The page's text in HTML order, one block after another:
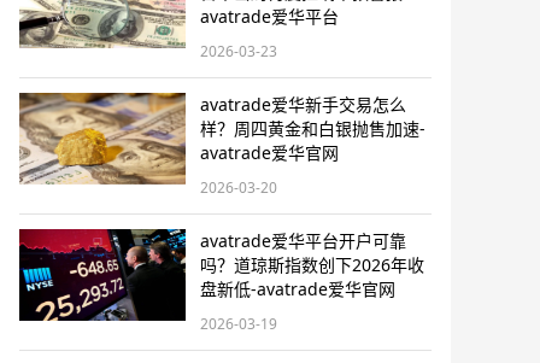
avatrade爱华平台
2026-03-23
avatrade爱华新手交易怎么
样？周四黄金和白银抛售加速-
avatrade爱华官网
2026-03-20
avatrade爱华平台开户可靠
吗？道琼斯指数创下2026年收
盘新低-avatrade爱华官网
2026-03-19